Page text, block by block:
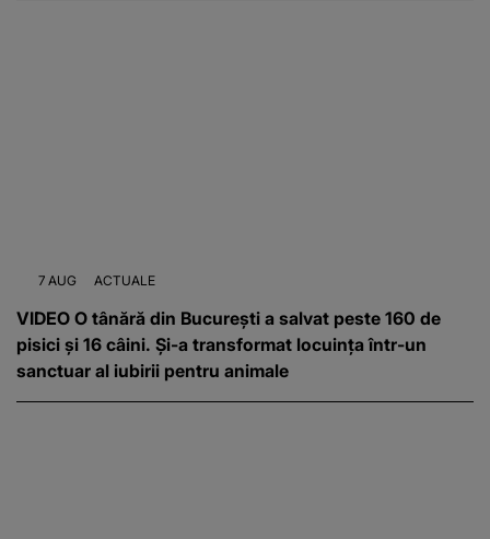
7 AUG ACTUALE
VIDEO O tânără din București a salvat peste 160 de
pisici și 16 câini. Și-a transformat locuința într-un
sanctuar al iubirii pentru animale